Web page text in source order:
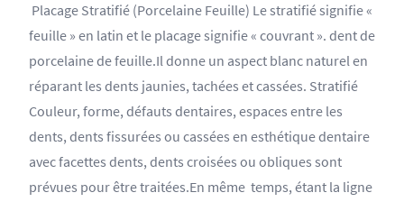
Placage Stratifié (Porcelaine Feuille) Le stratifié signifie «
feuille » en latin et le placage signifie « couvrant ». dent de
porcelaine de feuille.Il donne un aspect blanc naturel en
réparant les dents jaunies, tachées et cassées. Stratifié
Couleur, forme, défauts dentaires, espaces entre les
dents, dents fissurées ou cassées en esthétique dentaire
avec facettes dents, dents croisées ou obliques sont
prévues pour être traitées.En même temps, étant la ligne